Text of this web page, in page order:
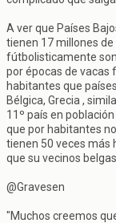
A ver que Países
tienen 17 millones
fútbolisticamente
por épocas de vacas
habitantes que
Bélgica, Grecia ,
11º país en
que por habitantes
tienen 50 veces más
que su vecinos belgas.
@Gravesen
"Muchos creemos